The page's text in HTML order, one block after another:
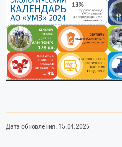
Дата обновления: 15.04.2026